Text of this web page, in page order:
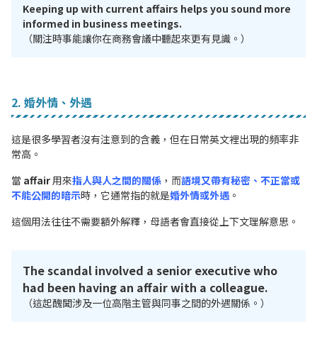
Keeping up with current affairs helps you sound more
informed in business meetings.
（關注時事能讓你在商務會議中聽起來更有見識。）
2. 婚外情、外遇
這是很多學習者沒有注意到的含義，但在日常英文裡出現的頻率非
常高。
當 affair 用來指人與人之間的關係 ，而語境又帶有秘密、不正當或
不能公開的暗示時，它通常指的就是婚外情或外遇 。
這個用法往往不需要額外解釋，母語者會直接從上下文理解意思。
The scandal involved a senior executive who
had been having an affair with a colleague.
（這起醜聞涉及一位高階主管與同事之間的外遇關係。）